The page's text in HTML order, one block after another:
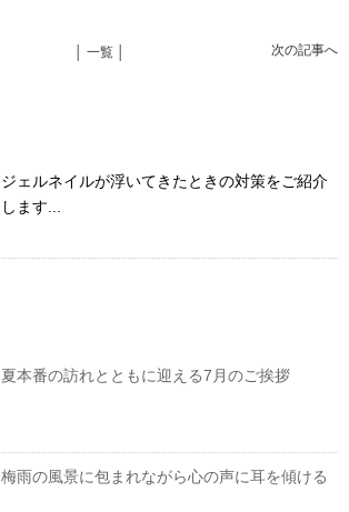
次の記事へ
│ 一覧 │
ジェルネイルが浮いてきたときの対策をご紹介
します...
夏本番の訪れとともに迎える7月のご挨拶
梅雨の風景に包まれながら心の声に耳を傾ける